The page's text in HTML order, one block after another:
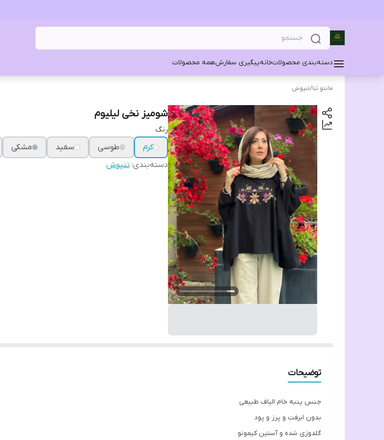
دسته‌بندی محصولاتخانهپیگیری سفارشهمه محصولات
مانتو ثنا/تنپوش
شومیز نخی لیلیوم
رنگ
کرم
طوسی سفید مشکی
دسته‌بندی: تنپوش
توضیحات
جنس پنبه خام الیاف طبیعی
بدون ابرفت و پرز و پود
گلدوزی شده و آستين کیمونو